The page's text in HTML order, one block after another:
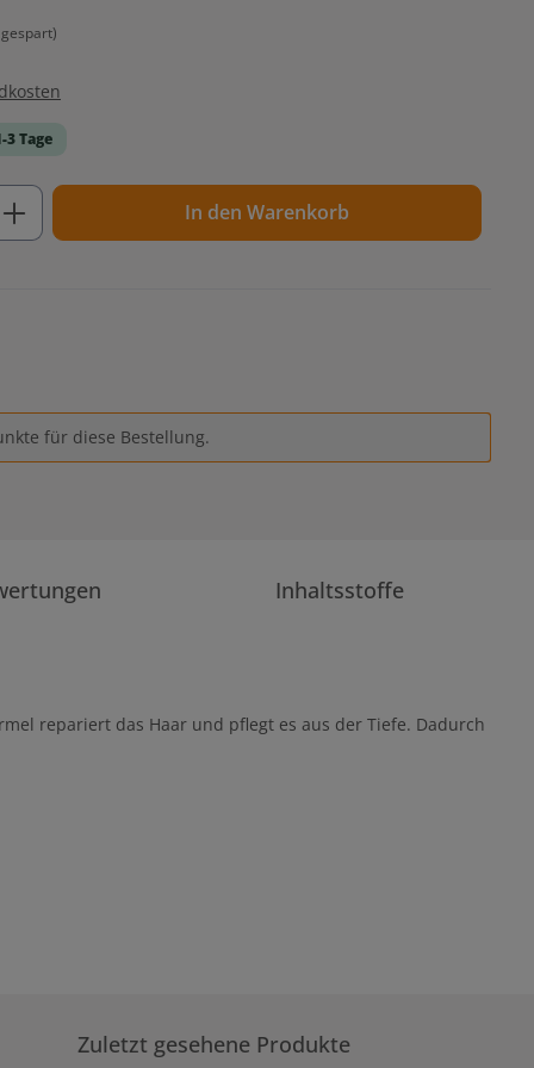
Tage
den gewünschten Wert ein oder
In den Warenkorb
für diese Bestellung.
Inhaltsstoffe
repariert das Haar und pflegt es aus der Tiefe. Dadurch
Zuletzt gesehene Produkte